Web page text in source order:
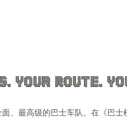
、最高级的巴士车队。在《巴